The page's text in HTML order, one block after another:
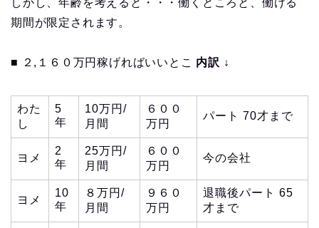
しかし、年齢を考えると・・・働くところと、働ける
期間が限定されます。
■ ２,１６０万円稼げればいいとこ 内訳 ↓
わた
し
5
年
10万円/
月間
６００
万円
パート 70才まで
ヨメ
2
年
25万円/
月間
６００
万円
今の会社
ヨメ
10
年
８万円/
月間
９６０
万円
退職後パート 65
才まで